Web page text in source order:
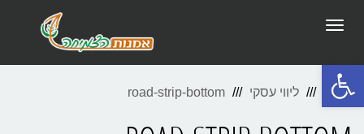
פתח סרגל נגישות
תפריט
ראשי ליווי עסקי road-strip-bottom